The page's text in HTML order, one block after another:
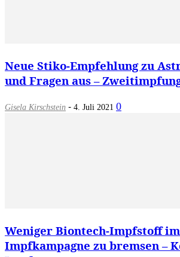
Neue Stiko-Empfehlung zu
und Fragen aus –
Gisela Kirschstein - 4. Juli 2021 0
Weniger Biontech-Impfstoff
Impfkampagne zu bremsen –